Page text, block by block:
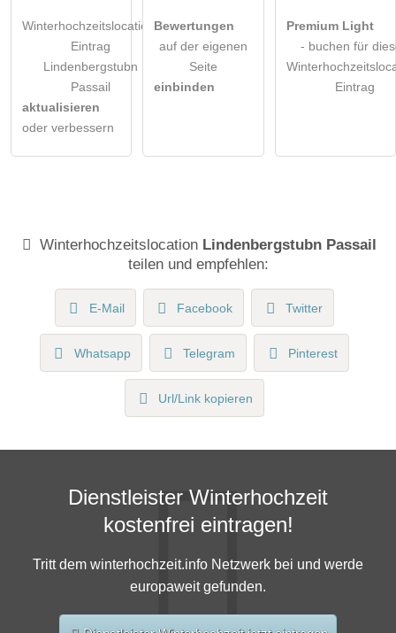
Winterhochzeitslocation-
Eintrag
Lindenbergstubn
Passail
aktualisieren
oder verbessern
Bewertungen
auf der eigenen
Seite
einbinden
Premium Light
- buchen für
Eintrag
Winterhochzeitslocation Lindenbergstubn Passail
teilen und empfehlen:
E-Mail Facebook Twitter
Whatsapp Telegram Pinterest
Url/Link kopieren
Dienstleister Winterhochzeit
kostenfrei eintragen!
Tritt dem winterhochzeit.info Netzwerk bei und werde
europaweit gefunden.